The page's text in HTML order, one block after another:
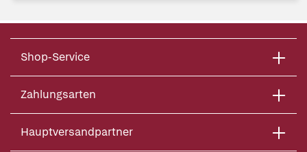
Shop-Service
Zahlungsarten
Hauptversandpartner